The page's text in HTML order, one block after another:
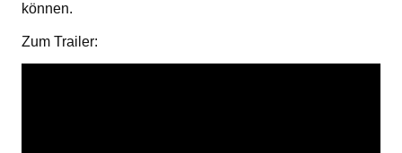
können.
Zum Trailer: